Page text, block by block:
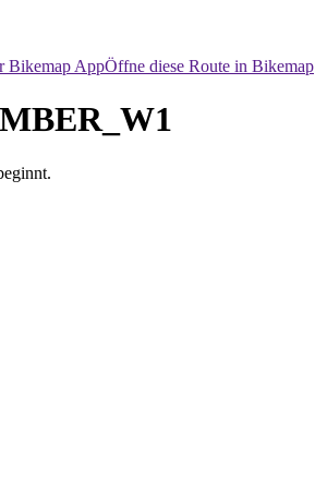
Bikemap AppÖffne diese Route in Bikemap